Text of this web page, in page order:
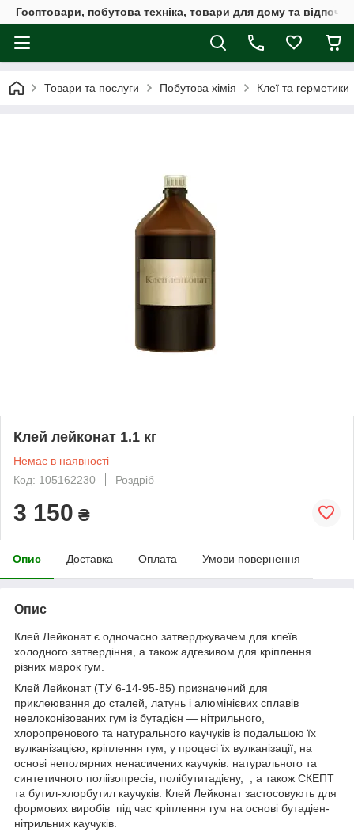
Госптовари, побутова техніка, товари для дому та
Товари та послуги Побутова хімія Клеї та герметики
Клей лейконат 1.1 кг
Немає в наявності
Код: 105162230
Роздріб
3 150 ₴
Опис Доставка Оплата Умови повернення
Опис
Клей Лейконат є одночасно затверджувачем для клеїв
холодного затвердіння, а також адгезивом для кріплення
різних марок гум.
Клей Лейконат (ТУ 6-14-95-85) призначений для
приклеювання до сталей, латунь і алюмінієвих сплавів
невлоконізованих гум із бутадієн — нітрильного,
хлоропренового та натурального каучуків із подальшою їх
вулканізацією, кріплення гум, у процесі їх вулканізації, на
основі неполярних ненасичених каучуків: натурального та
синтетичного поліізопресів, полібутитадієну, , а також СКЕПТ
та бутил-хлорбутил каучуків. Клей Лейконат застосовують для
формових виробів під час кріплення гум на основі бутадіен-
нітрильних каучуків.